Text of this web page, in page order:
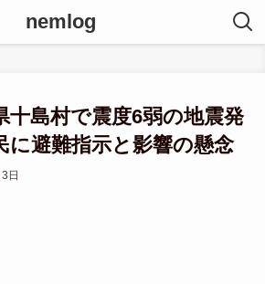
nemlog
十島村で震度6弱の地震発
に避難指示と影響の懸念
日